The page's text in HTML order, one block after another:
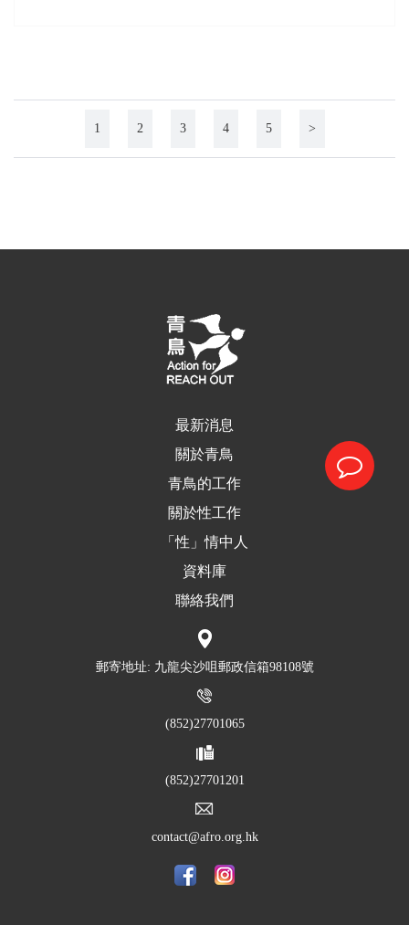
1 2 3 4 5 >
最新消息
關於青鳥
青鳥的工作
關於性工作
「性」情中人
資料庫
聯絡我們
郵寄地址: 九龍尖沙咀郵政信箱98108號
(852)27701065
(852)27701201
contact@afro.org.hk